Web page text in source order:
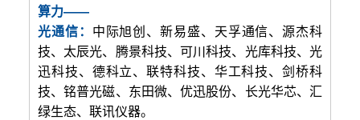
算力——
光通信： 中际旭创、新易盛、天孚通信、源杰科
技、太辰光、腾景科技、可川科技、光库科技、光
迅科技、德科立、联特科技、华工科技、剑桥科
技、铭普光磁、东田微、优迅股份、长光华芯、汇
绿生态、联讯仪器。